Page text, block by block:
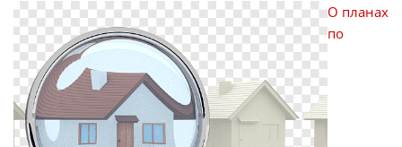
О планах
по